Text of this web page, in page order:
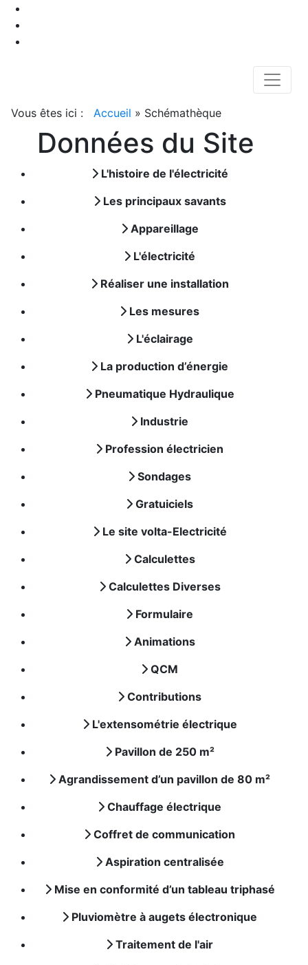
Vous êtes ici : Accueil » Schémathèque
Données du Site
L'histoire de l'électricité
Les principaux savants
Appareillage
L'électricité
Réaliser une installation
Les mesures
L'éclairage
La production d’énergie
Pneumatique Hydraulique
Industrie
Profession électricien
Sondages
Gratuiciels
Le site volta-Electricité
Calculettes
Calculettes Diverses
Formulaire
Animations
QCM
Contributions
L'extensométrie électrique
Pavillon de 250 m²
Agrandissement d’un pavillon de 80 m²
Chauffage électrique
Coffret de communication
Aspiration centralisée
Mise en conformité d’un tableau triphasé
Pluviomètre à augets électronique
Traitement de l'air